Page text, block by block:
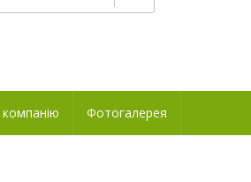
Фотогалерея